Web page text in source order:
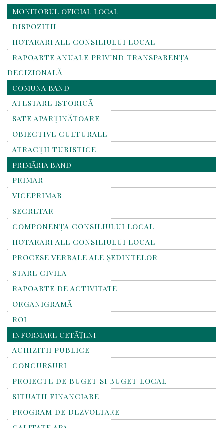
MONITORUL OFICIAL LOCAL
DISPOZITII
HOTARARI ALE CONSILIULUI LOCAL
RAPOARTE ANUALE PRIVIND TRANSPARENŢA
DECIZIONALĂ
COMUNA BAND
ATESTARE ISTORICĂ
SATE APARȚINĂTOARE
OBIECTIVE CULTURALE
ATRACȚII TURISTICE
PRIMĂRIA BAND
PRIMAR
VICEPRIMAR
SECRETAR
COMPONENȚA CONSILIULUI LOCAL
HOTARARI ALE CONSILIULUI LOCAL
PROCESE VERBALE ALE ȘEDINTELOR
STARE CIVILA
RAPOARTE DE ACTIVITATE
ORGANIGRAMĂ
ROI
INFORMARE CETĂȚENI
ACHIZITII PUBLICE
CONCURSURI
PROIECTE DE BUGET SI BUGET LOCAL
SITUATII FINANCIARE
PROGRAM DE DEZVOLTARE